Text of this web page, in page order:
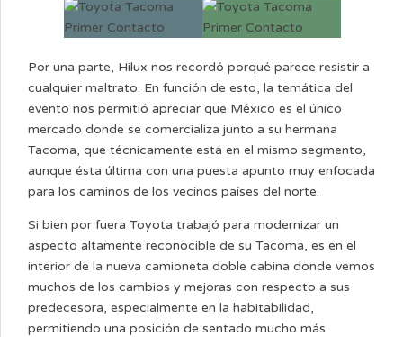
Por una parte, Hilux nos recordó porqué parece resistir a
cualquier maltrato. En función de esto, la temática del
evento nos permitió apreciar que México es el único
mercado donde se comercializa junto a su hermana
Tacoma, que técnicamente está en el mismo segmento,
aunque ésta última con una puesta apunto muy enfocada
para los caminos de los vecinos países del norte.
Si bien por fuera Toyota trabajó para modernizar un
aspecto altamente reconocible de su Tacoma, es en el
interior de la nueva camioneta doble cabina donde vemos
muchos de los cambios y mejoras con respecto a sus
predecesora, especialmente en la habitabilidad,
permitiendo una posición de sentado mucho más